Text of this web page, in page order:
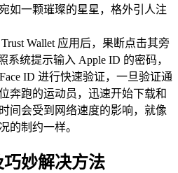
如一颗璀璨的星星，格外引人注
Wallet 应用后，果断点击其旁
系统提示输入 Apple ID 的密码，
ID 进行快速验证，一旦验证通
奔跑的运动员，迅速开始下载和
间会受到网络速度的影响，就像
的制约一样。
妙解决方法